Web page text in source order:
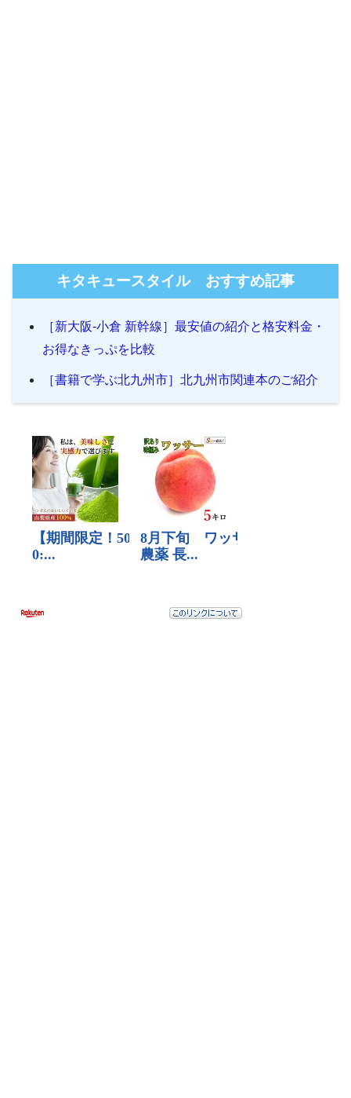
キタキュースタイル おすすめ記事
［新大阪-小倉 新幹線］最安値の紹介と格安料金・
お得なきっぷを比較
［書籍で学ぶ北九州市］北九州市関連本のご紹介